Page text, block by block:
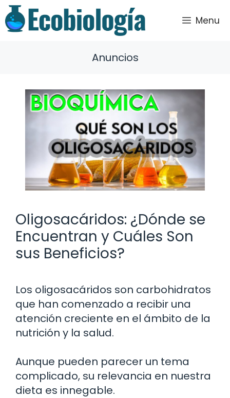
Saltar
al
contenido
Menu
Anuncios
Oligosacáridos: ¿Dónde se
Encuentran y Cuáles Son
sus Beneficios?
Los oligosacáridos son carbohidratos
que han comenzado a recibir una
atención creciente en el ámbito de la
nutrición y la salud.
Aunque pueden parecer un tema
complicado, su relevancia en nuestra
dieta es innegable.